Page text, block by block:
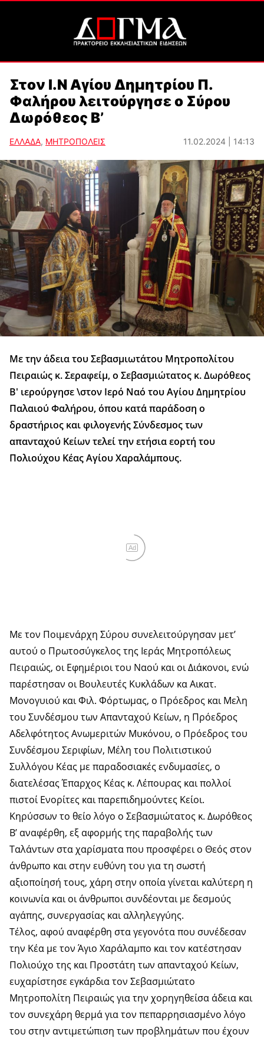
Στον Ι.Ν Αγίου Δημητρίου Π.
Φαλήρου λειτούργησε ο Σύρου
Δωρόθεος Β’
ΕΛΛΑΔΑ, ΜΗΤΡΟΠΟΛΕΙΣ 11.02.2024 | 14:13
Με την άδεια του Σεβασμιωτάτου Μητροπολίτου
Πειραιώς κ. Σεραφείμ, ο Σεβασμιώτατος κ. Δωρόθεος
Β' ιερούργησε \στον Ιερό Ναό του Αγίου Δημητρίου
Παλαιού Φαλήρου, όπου κατά παράδοση ο
δραστήριος και φιλογενής Σύνδεσμος των
απανταχού Κείων τελεί την ετήσια εορτή του
Πολιούχου Κέας Αγίου Χαραλάμπους.
Ad
Με τον Ποιμενάρχη Σύρου συνελειτούργησαν μετ’
αυτού ο Πρωτοσύγκελος της Ιεράς Μητροπόλεως
Πειραιώς, οι Εφημέριοι του Ναού και οι Διάκονοι, ενώ
παρέστησαν οι Βουλευτές Κυκλάδων κα Αικατ.
Μονογυιού και Φιλ. Φόρτωμας, ο Πρόεδρος και Μελη
του Συνδέσμου των Απανταχού Κείων, η Πρόεδρος
Αδελφότητος Ανωμεριτών Μυκόνου, ο Πρόεδρος του
Συνδέσμου Σεριφίων, Μέλη του Πολιτιστικού
Συλλόγου Κέας με παραδοσιακές ενδυμασίες, ο
διατελέσας Έπαρχος Κέας κ. Λέπουρας και πολλοί
πιστοί Ενορίτες και παρεπιδημούντες Κείοι.
Κηρύσσων το θείο λόγο ο Σεβασμιώτατος κ. Δωρόθεος
Β’ αναφέρθη, εξ αφορμής της παραβολής των
Ταλάντων στα χαρίσματα που προσφέρει ο Θεός στον
άνθρωπο και στην ευθύνη του για τη σωστή
αξιοποίησή τους, χάρη στην οποία γίνεται καλύτερη η
κοινωνία και οι άνθρωποι συνδέονται με δεσμούς
αγάπης, συνεργασίας και αλληλεγγύης.
Τέλος, αφού αναφέρθη στα γεγονότα που συνέδεσαν
την Κέα με τον Άγιο Χαράλαμπο και τον κατέστησαν
Πολιούχο της και Προστάτη των απανταχού Κείων,
ευχαρίστησε εγκάρδια τον Σεβασμιώτατο
Μητροπολίτη Πειραιώς για την χορηγηθείσα άδεια και
τον συνεχάρη θερμά για τον πεπαρρησιασμένο λόγο
του στην αντιμετώπιση των προβλημάτων που έχουν